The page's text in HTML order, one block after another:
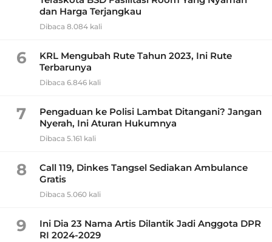
dan Harga Terjangkau
Dibaca 8.084 kali
6
KRL Mengubah Rute Tahun 2023, Ini Rute
Terbarunya
Dibaca 6.846 kali
7
Pengaduan ke Polisi Lambat Ditangani? Jangan
Nyerah, Ini Aturan Hukumnya
Dibaca 5.161 kali
8
Call 119, Dinkes Tangsel Sediakan Ambulance
Gratis
Dibaca 5.060 kali
9
Ini Dia 23 Nama Artis Dilantik Jadi Anggota DPR
RI 2024-2029